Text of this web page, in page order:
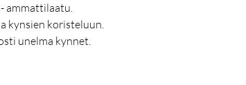
- ammattilaatu.
kynsien koristeluun.
unelma kynnet.